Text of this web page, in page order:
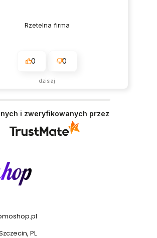
Rzetelna firma
0 0
dzisiaj
i zweryfikowanych przez
PL